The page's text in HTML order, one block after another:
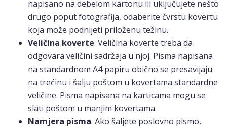
napisano na debelom kartonu ili uključujete nešto
drugo poput fotografija, odaberite čvrstu kovertu
koja može podnijeti priloženu težinu.
Veličina koverte. Veličina koverte treba da
odgovara veličini sadržaja u njoj. Pisma napisana
na standardnom A4 papiru obično se presavijaju
na trećinu i šalju poštom u kovertama standardne
veličine. Pisma napisana na karticama mogu se
slati poštom u manjim kovertama.
Namjera pisma. Ako šaljete poslovno pismo,